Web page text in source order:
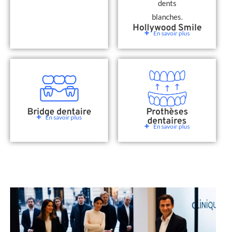
Hollywood Smile
En savoir plus
Bridge dentaire
En savoir plus Prothèses
dentaires
En savoir plus